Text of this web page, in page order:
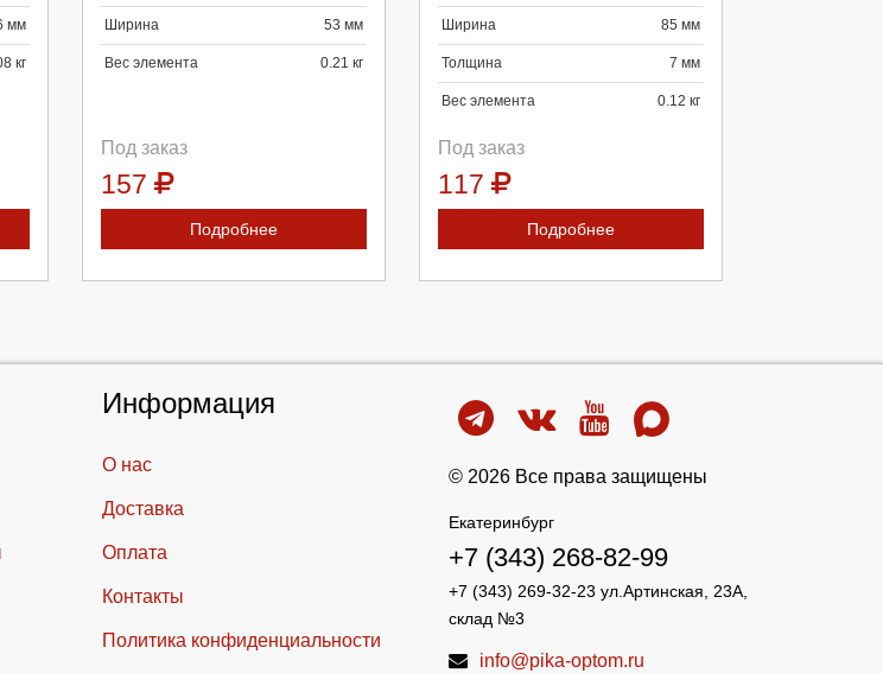
мм
кг
Ширина 53 мм
Вес элемента 0.21 кг
Под заказ
157
Подробнее
Ширина 85 мм
Толщина 7 мм
Вес элемента 0.12 кг
Под заказ
117
Подробнее
Информация
О нас
Доставка
Оплата
Контакты
Политика конфиденциальности
© 2026 Все права защищены
Екатеринбург
+7 (343) 268-82-99
+7 (343) 269-32-23 ул.Артинская, 23А,
склад №3
info@pika-optom.ru